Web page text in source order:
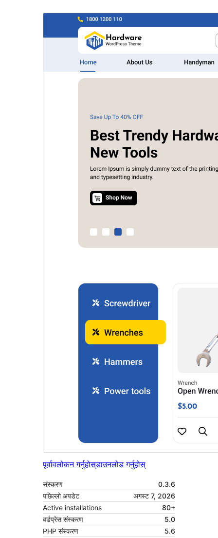
पूर्वावलोकन गर्नुहोस्डाउनलोड गर्नुहोस्
संस्करण
0.3.6
पछिल्लो अपडेट
अगस्ट 7, 2026
Active installations
80+
वर्डप्रेस संस्करण
5.0
PHP संस्करण
5.6